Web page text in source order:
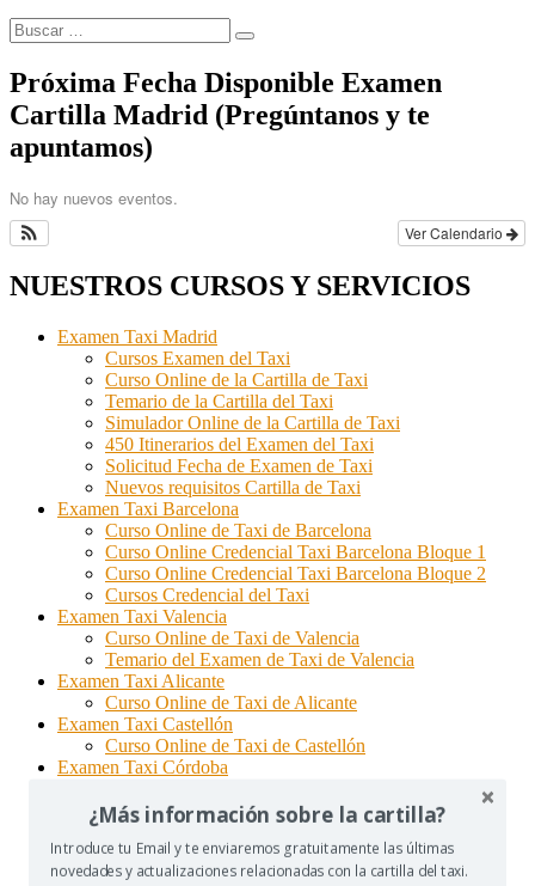
Buscar
por:
Buscar
Próxima Fecha Disponible Examen
Cartilla Madrid (Pregúntanos y te
apuntamos)
No hay nuevos eventos.
Ver Calendario
NUESTROS CURSOS Y SERVICIOS
Examen Taxi Madrid
Cursos Examen del Taxi
Curso Online de la Cartilla de Taxi
Temario de la Cartilla del Taxi
Simulador Online de la Cartilla de Taxi
450 Itinerarios del Examen del Taxi
Solicitud Fecha de Examen de Taxi
Nuevos requisitos Cartilla de Taxi
Examen Taxi Barcelona
Curso Online de Taxi de Barcelona
Curso Online Credencial Taxi Barcelona Bloque 1
Curso Online Credencial Taxi Barcelona Bloque 2
Cursos Credencial del Taxi
Examen Taxi Valencia
Curso Online de Taxi de Valencia
Temario del Examen de Taxi de Valencia
Examen Taxi Alicante
Curso Online de Taxi de Alicante
Examen Taxi Castellón
Curso Online de Taxi de Castellón
Examen Taxi Córdoba
Examen Conductor EMT
Examen Metro Madrid
Curso Online Metro de Madrid
¿Más información sobre la cartilla?
Introduce tu Email y te enviaremos gratuitamente las últimas
novedades y actualizaciones relacionadas con la cartilla del taxi.